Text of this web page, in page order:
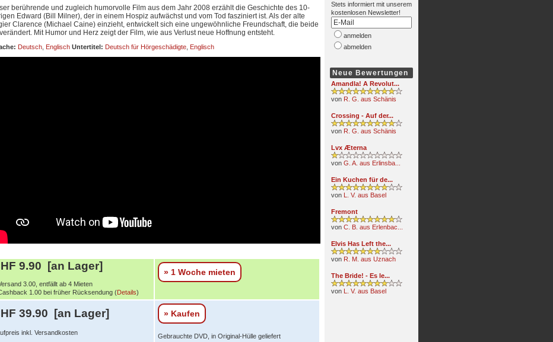
berührende und zugleich humorvolle Film aus dem Jahr 2008 erzählt die Geschichte des 10-
Edward (Bill Milner), der in einem Hospiz aufwächst und vom Tod fasziniert ist. Als der alte
Clarence (Michael Caine) einzieht, entwickelt sich eine ungewöhnliche Freundschaft, die beide
Mit Humor und Herz zeigt der Film, wie aus Verlust neue Hoffnung entsteht.
Deutsch Englisch Untertitel: Deutsch für Hörgeschädigte Englisch
9.90 [an Lager]
3.00, entfällt ab 4 Mieten
1.00 bei früher Rücksendung (Details)
» 1 Woche mieten
39.90 [an Lager]
inkl. Versandkosten
» Kaufen
Gebrauchte DVD, in Original-Hülle geliefert
Stets informiert mit unserem
kostenlosen Newsletter!
anmelden
abmelden
Neue Bewertungen
Amandla! A Revolut...
von R. G. aus Schänis
Crossing - Auf der...
von R. G. aus Schänis
Lvx Æterna
von G. A. aus Erlinsba...
Ein Kuchen für de...
von L. V. aus Basel
Fremont
von C. B. aus Erlenbac...
Elvis Has Left the...
von R. M. aus Uznach
The Bride! - Es le...
von L. V. aus Basel